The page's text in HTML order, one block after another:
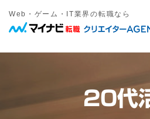
Web・ゲーム・IT業界の転職なら
20代
職種
Web系
Webプロデューサー
Webコーダー
Webライター
年収
勤務地
東京都近郊 愛知県近郊
雇用形態
正社員 契
キーワード
募集要項に関するキーワード
新卒歓迎
年齢不問
フリーワード
職種名・勤務地・仕事内容などを
すべてのワードを含む いず